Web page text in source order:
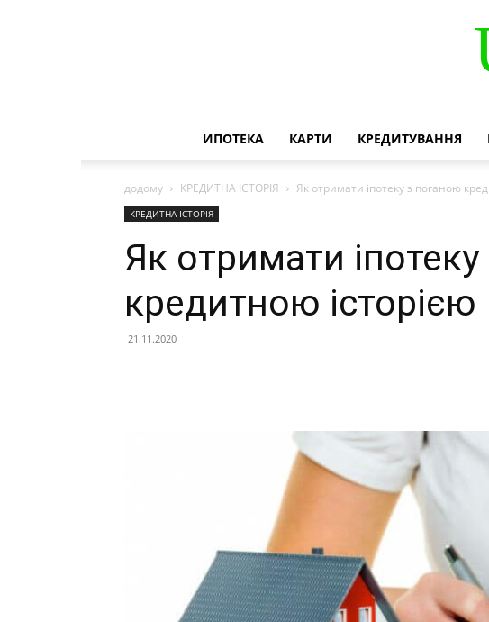
ИПОТЕКА КАРТИ КРЕДИТУВАННЯ
додому КРЕДИТНА ІСТОРІЯ Як отримати іпотеку з поганою
КРЕДИТНА ІСТОРІЯ
Як отримати
кредитною історією
21.11.2020